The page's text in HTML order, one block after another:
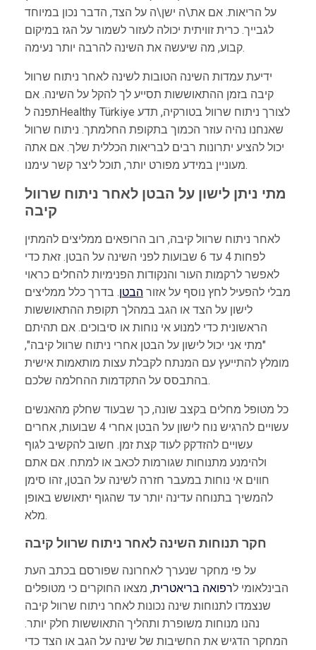
על הריאות. אם את\ה ישן\ה על הצד, הדבר נכון במיוחד
לגבייך. כרית זוויתית יכולה לעזור לשמור על הגז במיקום
קבוע, מה שיעשה את השינה להרבה יותר נעימה.
ידיעת עמדות השינה הטובות לשינה לאחר ניתוח שרוול
קיבה בזמן ההתאוששות תסייע לך להקל על השינה. אם
תפנה לHealthy Türkiye לצורך ניתוח שרוול בטורקיה, תדע
שאנחנו נהיה עוזר הכמוך בתקופת החלמתך. ניתוח שרוול
יכול להציע יתרונות רבים לבריאות הכללית שלך. אם אתה
מעוניין במידע מפורט יותר, תוכל ליצר קשר עימנו.
מתי ניתן לישון על הבטן לאחר ניתוח שרוול
קיבה
לאחר ניתוח שרוול קיבה, רוב הרופאים ממליצים להמתין
לפחות 4 עד 6 שבועות לפני השינה על הבטן. זאת כדי
לאפשר לרקמות העור והנקודות הפנימיות להחלים כראוי
מבלי להפעיל לחץ נוסף על אזור הבטן. בדרך כלל ממליצים
לישון על הצד או הגב במהלך תקופת ההתאוששות
הראשונית כדי למנוע אי נוחות או סיבוכים. אם תהיתם
"מתי אני יכול לישון על הבטן אחרי ניתוח שרוול קיבה",
מומלץ להתייעץ עם המנתח לקבלת עצות מותאמות אישית
בהתבסס על התקדמות ההחלמה שלכם.
כל מטופל מחלים בקצב שונה, כך שבעוד שחלק מהאנשים
עשויים להרגיש נוח לישון על הבטן אחרי 4 שבועות, אחרים
עשויים להזדקק לעוד קצת זמן. חשוב להקשיב לגוף
ולהימנע מתנוחות שגורמות לכאב או למתח. אם אתם
חווים אי נוחות במעבר חזרה לשינה על הבטן, זהו סימן
להמשיך בתנוחה עדינה יותר עד שהגוף יתאושש באופן
מלא.
חקר תנוחות השינה לאחר ניתוח שרוול קיבה
על פי מחקר שנערך לאחרונה שפורסם בכתב העת
הבינלאומי לרפואה בריאטרית, מצאו החוקרים כי מטופלים
שנצמדו לתנוחות שינה נכונות לאחר ניתוח שרוול קיבה
נהנו מנוחות משופרת ותהליך התאוששות חלק יותר.
המחקר הדגיש את החשיבות של שינה על הגב או הצד כדי